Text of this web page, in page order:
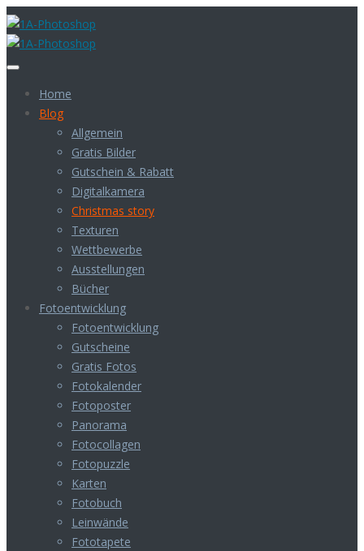
Home
Blog
Allgemein
Gratis Bilder
Gutschein & Rabatt
Digitalkamera
Christmas story
Texturen
Wettbewerbe
Ausstellungen
Bücher
Fotoentwicklung
Fotoentwicklung
Gutscheine
Gratis Fotos
Fotokalender
Fotoposter
Panorama
Fotocollagen
Fotopuzzle
Karten
Fotobuch
Leinwände
Fototapete